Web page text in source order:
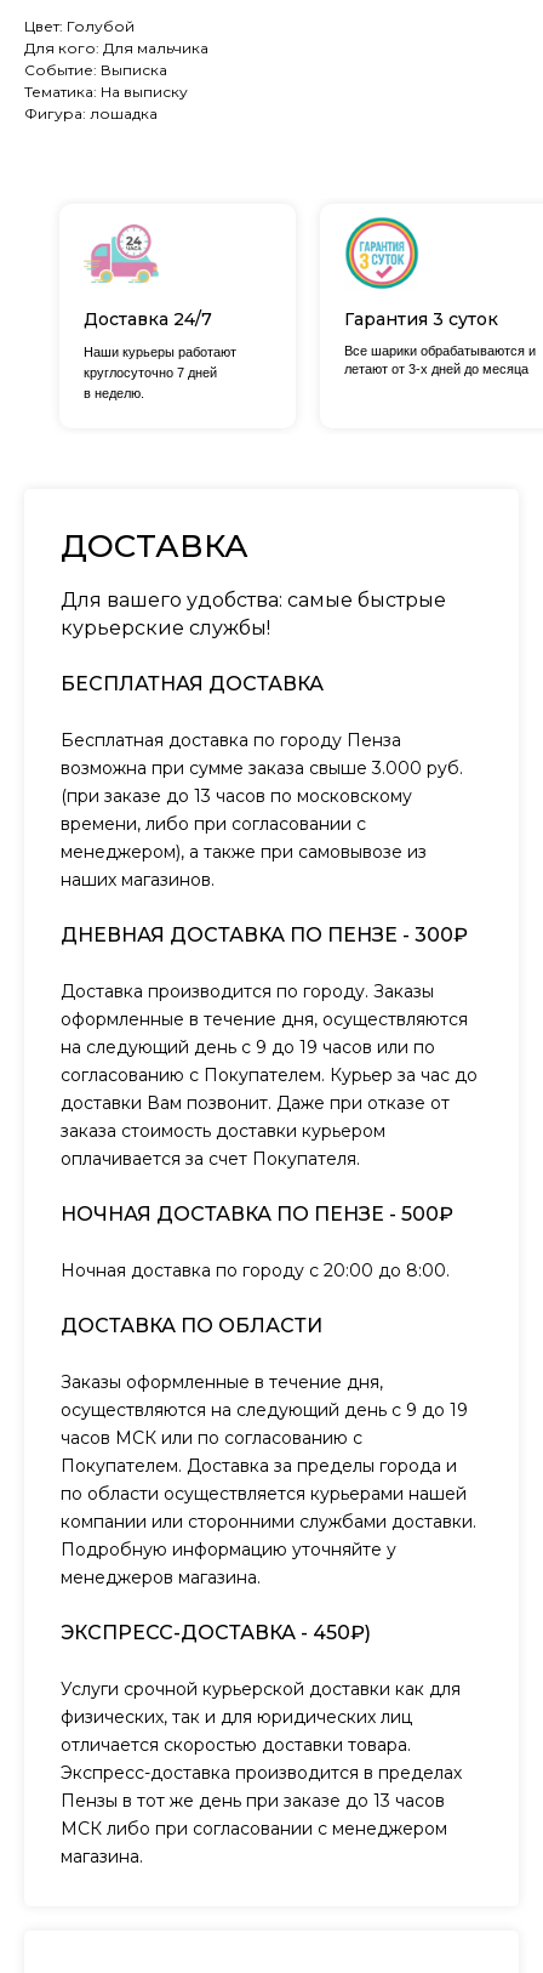
Цвет: Голубой
Для кого: Для мальчика
Событие: Выписка
Тематика: На выписку
Фигура: лошадка
Доставка 24/7
Все шарики обрабатываются и
летают от 3-х дней до месяца
Наши курьеры работают
круглосуточно 7 дней
в неделю.
Гарантия 3 суток
ДОСТАВКА
Для вашего удобства: самые быстрые
курьерские службы!
БЕСПЛАТНАЯ ДОСТАВКА
Бесплатная доставка по городу Пенза
возможна при сумме заказа свыше 3.000 руб.
(при заказе до 13 часов по московскому
времени, либо при согласовании с
менеджером), а также при самовывозе из
наших магазинов.
ДНЕВНАЯ ДОСТАВКА ПО ПЕНЗЕ - 300₽
Доставка производится по городу. Заказы
оформленные в течение дня, осуществляются
на следующий день с 9 до 19 часов или по
согласованию с Покупателем. Курьер за час до
доставки Вам позвонит. Даже при отказе от
заказа стоимость доставки курьером
оплачивается за счет Покупателя.
НОЧНАЯ ДОСТАВКА ПО ПЕНЗЕ - 500₽
Ночная доставка по городу с 20:00 до 8:00.
ДОСТАВКА ПО ОБЛАСТИ
Заказы оформленные в течение дня,
осуществляются на следующий день с 9 до 19
часов МСК или по согласованию с
Покупателем. Доставка за пределы города и
по области осуществляется курьерами нашей
компании или сторонними службами доставки.
Подробную информацию уточняйте у
менеджеров магазина.
ЭКСПРЕСС-ДОСТАВКА - 450₽)
Услуги срочной курьерской доставки как для
физических, так и для юридических лиц
отличается скоростью доставки товара.
Экспресс-доставка производится в пределах
Пензы в тот же день при заказе до 13 часов
МСК либо при согласовании с менеджером
магазина.